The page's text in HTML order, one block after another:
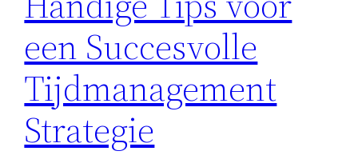
een Succesvolle
Tijdmanagement
Strategie